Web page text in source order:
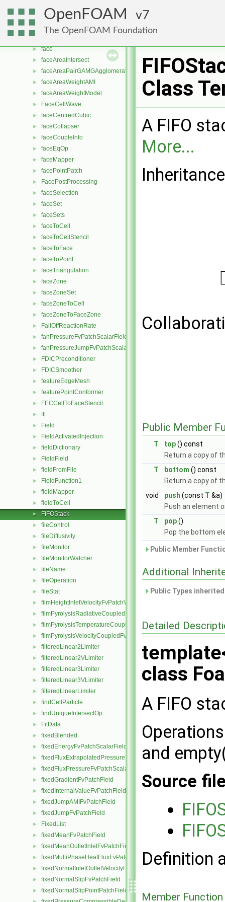
OpenFOAM 7
The OpenFOAM Foundation
► extrudedMesh
► extrudeModel
►
► face
► faceAreaIntersect
► faceAreaPairGAMGAgglomeration
► faceAreaWeightAMI
► faceAreaWeightModel
► FaceCellWave
► faceCentredCubic
► faceCollapser
► faceCoupleInfo
► faceEqOp
► faceMapper
► facePointPatch
► FacePostProcessing
► faceSelection
► faceSet
► faceSets
► faceToCell
► faceToCellStencil
► faceToFace
► faceToPoint
► faceTriangulation
► faceZone
► faceZoneSet
► faceZoneToCell
► faceZoneToFaceZone
► FallOffReactionRate
► fanPressureFvPatchScalarField
► fanPressureJumpFvPatchScalarField
► FDICPreconditioner
► FDICSmoother
► featureEdgeMesh
► featurePointConformer
► FECCellToFaceStencil
► fft
► Field
► FieldActivatedInjection
► fieldDictionary
► FieldField
► fieldFromFile
► FieldFunction1
► fieldMapper
► fieldToCell
► FIFOStack
► fileControl
► fileDiffusivity
► fileMonitor
► fileMonitorWatcher
► fileName
► fileOperation
► fileStat
► filmHeightInletVelocityFvPatchVectorField
► filmPyrolysisRadiativeCoupledMixedFvPatchScalarField
► filmPyrolysisTemperatureCoupledFvPatchScalarField
► filmPyrolysisVelocityCoupledFvPatchVectorField
► filteredLinear2Limiter
► filteredLinear2VLimiter
► filteredLinear3Limiter
► filteredLinear3VLimiter
► filteredLinearLimiter
► findCellParticle
► findUniqueIntersectOp
► FitData
► fixedBlended
► fixedEnergyFvPatchScalarField
► fixedFluxExtrapolatedPressureFvPatchScalarField
► fixedFluxPressureFvPatchScalarField
► fixedGradientFvPatchField
► fixedInternalValueFvPatchField
► fixedJumpAMIFvPatchField
► fixedJumpFvPatchField
► FixedList
► fixedMeanFvPatchField
► fixedMeanOutletInletFvPatchField
► fixedMultiPhaseHeatFluxFvPatchScalarField
► fixedNormalInletOutletVelocityFvPatchVectorField
► fixedNormalSlipFvPatchField
► fixedNormalSlipPointPatchField
Class
A FIFO
More...
Public Member
T top() const
Return a copy of
T
bottom () const
Return a copy of
void
push (const T &a)
Push an element
T
pop()
Pop the bottom
Public Member
Additional
Public Types
Detailed
class
A FIFO
and
Source
Definition
Member